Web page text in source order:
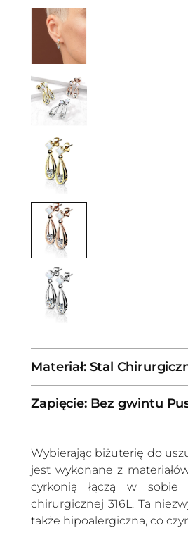
Materiał: Stal
Zapięcie: Bez gwintu
Wybierając biżuterię do
jest wykonane z
cyrkonią łączą w sobie
chirurgicznej 316L. Ta
także hipoalergiczna, co